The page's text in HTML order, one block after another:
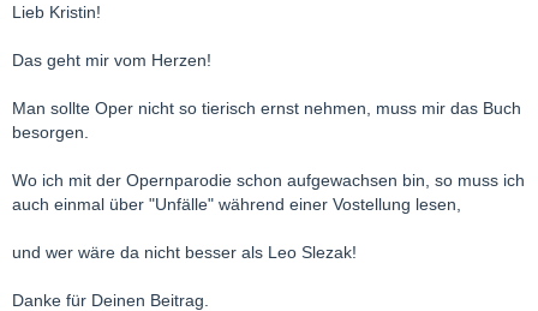
Lieb Kristin!
Das geht mir vom Herzen!
Man sollte Oper nicht so tierisch ernst nehmen, muss mir das Buch
besorgen.
Wo ich mit der Opernparodie schon aufgewachsen bin, so muss ich
auch einmal über "Unfälle" während einer Vostellung lesen,
und wer wäre da nicht besser als Leo Slezak!
Danke für Deinen Beitrag.